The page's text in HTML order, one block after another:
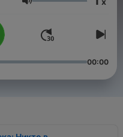
Volume
00:00